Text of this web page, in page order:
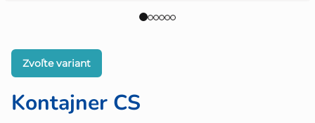
Kontajner CS
Zvoľte variant